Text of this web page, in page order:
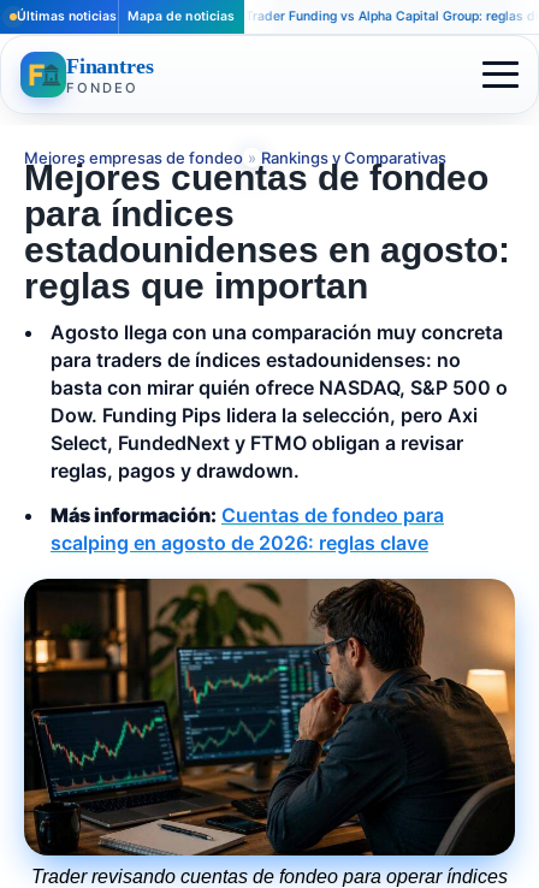
Últimas noticias Mapa de noticias
Apex Trader Funding vs Alpha Capital Group: reglas
Finantres
FONDEO
Mejores empresas de fondeo » Rankings y Comparativas
Mejores cuentas de fondeo
para índices
estadounidenses en agosto:
reglas que importan
Agosto llega con una comparación muy concreta
para traders de índices estadounidenses: no
basta con mirar quién ofrece NASDAQ, S&P 500 o
Dow. Funding Pips lidera la selección, pero Axi
Select, FundedNext y FTMO obligan a revisar
reglas, pagos y drawdown.
Más información: Cuentas de fondeo para
scalping en agosto de 2026: reglas clave
Trader revisando cuentas de fondeo para operar índices